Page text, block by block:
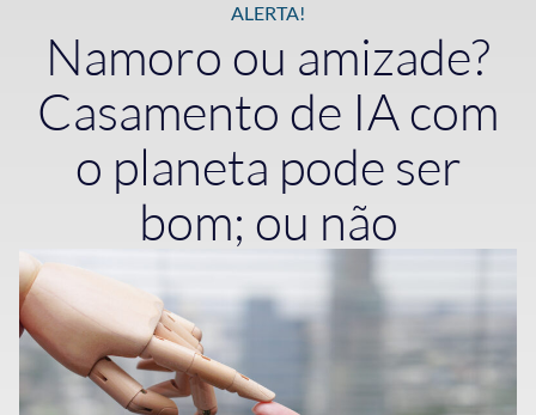
ALERTA!
Namoro ou amizade?
Casamento de IA com
o planeta pode ser
bom; ou não